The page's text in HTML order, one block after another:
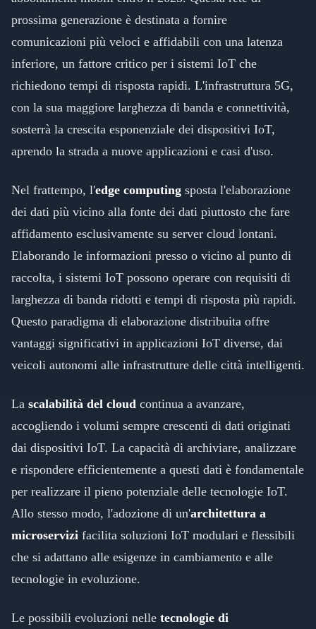
prossima generazione è destinata a fornire
comunicazioni più veloci e affidabili con una latenza
inferiore, un fattore critico per i sistemi IoT che
richiedono tempi di risposta rapidi. L'infrastruttura 5G,
con la sua maggiore larghezza di banda e connettività,
sosterrà la crescita esponenziale dei dispositivi IoT,
aprendo la strada a nuove applicazioni e casi d'uso.
Nel frattempo, l'edge computing sposta l'elaborazione
dei dati più vicino alla fonte dei dati piuttosto che fare
affidamento esclusivamente su server cloud lontani.
Elaborando le informazioni presso o vicino al punto di
raccolta, i sistemi IoT possono operare con requisiti di
larghezza di banda ridotti e tempi di risposta più rapidi.
Questo paradigma di elaborazione distribuita offre
vantaggi significativi in applicazioni IoT diverse, dai
veicoli autonomi alle infrastrutture delle città intelligenti.
La scalabilità del cloud continua a avanzare,
accogliendo i volumi sempre crescenti di dati originati
dai dispositivi IoT. La capacità di archiviare, analizzare
e rispondere efficientemente a questi dati è fondamentale
per realizzare il pieno potenziale delle tecnologie IoT.
Allo stesso modo, l'adozione di un'architettura a
microservizi facilita soluzioni IoT modulari e flessibili
che si adattano alle esigenze in cambiamento e alle
tecnologie in evoluzione.
Le possibili evoluzioni nelle tecnologie di